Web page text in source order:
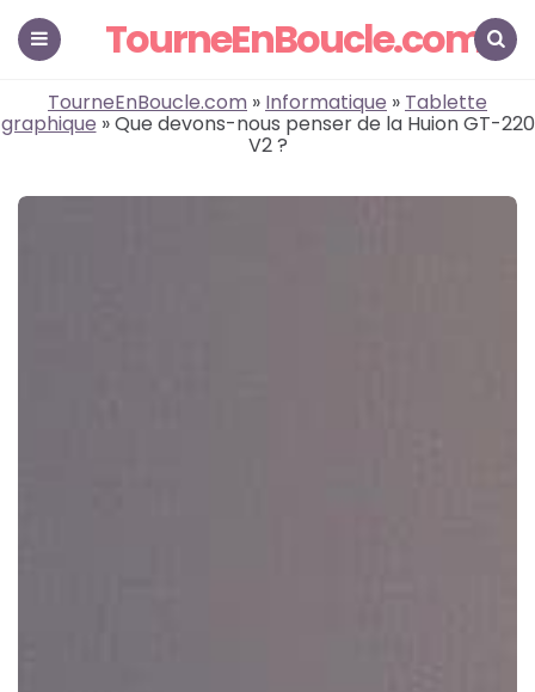
TourneEnBoucle.com
TourneEnBoucle.com » Informatique » Tablette
graphique » Que devons-nous penser de la Huion GT-220
V2 ?